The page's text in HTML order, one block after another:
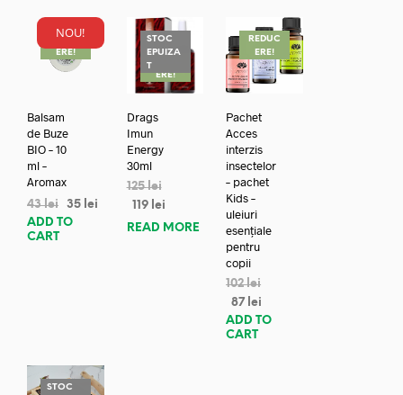
NOU!
REDUC
ERE!
Balsam
de Buze
BIO – 10
ml –
Aromax
43lei 35 lei
ADD TO
CART
STOC
EPUIZA
TREDUC
ERE!
Drags
Imun
Energy
30ml
125lei
119 lei
READ MORE
REDUC
ERE!
Pachet
Acces
interzis
insectelor
– pachet
Kids –
uleiuri
esențiale
pentru
copii
102lei
87 lei
ADD TO
CART
STOC